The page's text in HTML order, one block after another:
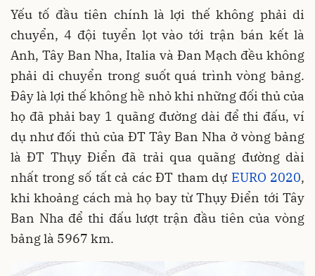
Yếu tố đầu tiên chính là lợi thế không phải di
chuyển, 4 đội tuyển lọt vào tới trận bán kết là
Anh, Tây Ban Nha, Italia và Đan Mạch đều không
phải di chuyển trong suốt quá trình vòng bảng.
Đây là lợi thế không hề nhỏ khi những đối thủ của
họ đã phải bay 1 quãng đường dài để thi đấu, ví
dụ như đối thủ của ĐT Tây Ban Nha ở vòng bảng
là ĐT Thụy Điển đã trải qua quãng đường dài
nhất trong số tất cả các ĐT tham dự EURO 2020,
khi khoảng cách mà họ bay từ Thụy Điển tới Tây
Ban Nha để thi đấu lượt trận đầu tiên của vòng
bảng là 5967 km.